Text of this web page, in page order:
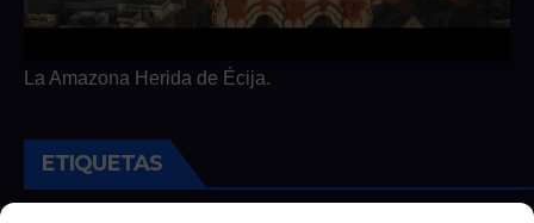
La Amazona Herida de Écija.
ETIQUETAS